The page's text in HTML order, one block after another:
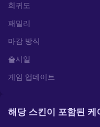
희귀도
패밀리
마감 방식
출시일
게임 업데이트
해당 스킨이 포함된 케